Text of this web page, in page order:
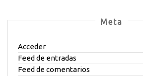
Meta
Acceder
Feed de entradas
Feed de comentarios